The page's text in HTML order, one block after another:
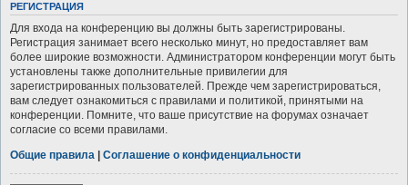
РЕГИСТРАЦИЯ
Для входа на конференцию вы должны быть зарегистрированы.
Регистрация занимает всего несколько минут, но предоставляет вам
более широкие возможности. Администратором конференции могут быть
установлены также дополнительные привилегии для
зарегистрированных пользователей. Прежде чем зарегистрироваться,
вам следует ознакомиться с правилами и политикой, принятыми на
конференции. Помните, что ваше присутствие на форумах означает
согласие со всеми правилами.
Общие правила | Соглашение о конфиденциальности